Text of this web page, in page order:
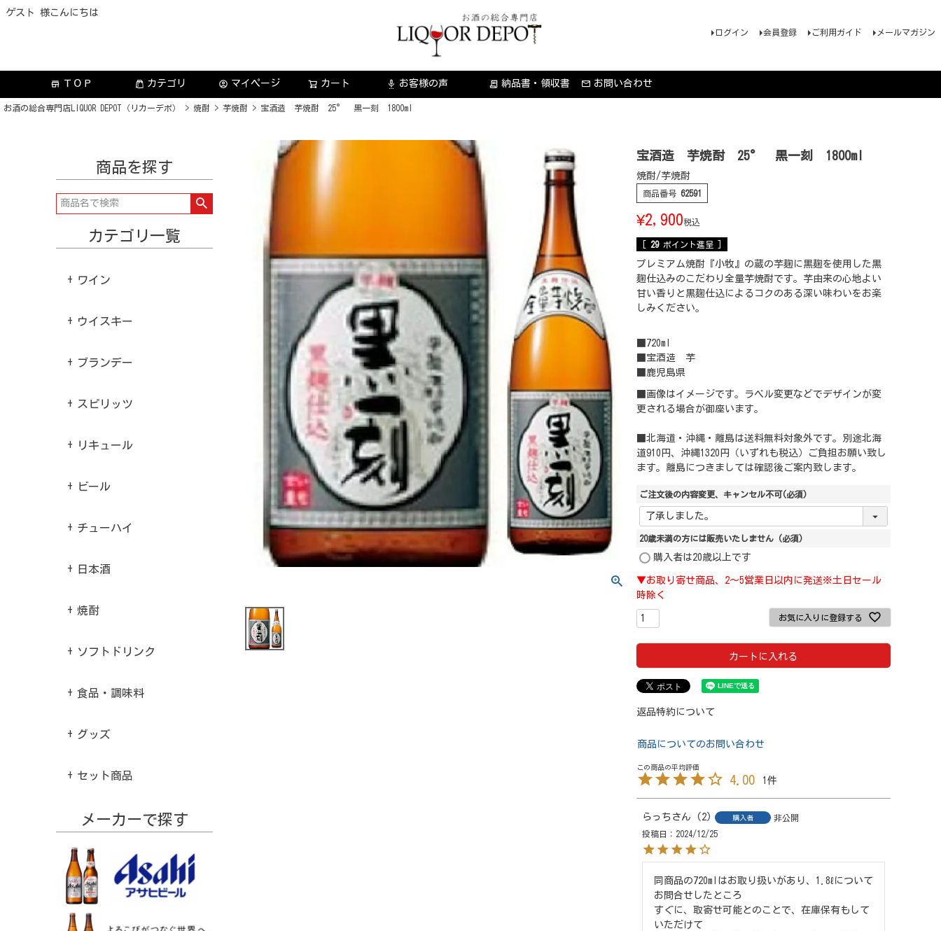
ゲスト 様こんにちは
ログイン 会員登録 ご利用ガイド メールマガジン
store ＴＯＰ カテゴリ account_circle マイページ カート settings_voice お客様の声 receipt_long 納品書・領収書 お問い合わせ
お酒の総合専門店LIQUOR DEPOT（リカーデポ） 焼酎 芋焼酎 宝酒造 芋焼酎 25° 黒一刻 1800ml
商品を探す
カテゴリ一覧
ワイン
ウイスキー
ブランデー
スピリッツ
リキュール
ビール
チューハイ
日本酒
焼酎
ソフトドリンク
食品・調味料
グッズ
セット商品
メーカーで探す
宝酒造 芋焼酎 25° 黒一刻 1800ml
焼酎/芋焼酎
商品番号 62591
¥2,900税込
29 ポイント進呈 ]
プレミアム焼酎『小牧』の蔵の芋麹に黒麹を使用した黒
麹仕込みのこだわり全量芋焼酎です。芋由来の心地よい
甘い香りと黒麹仕込によるコクのある深い味わいをお楽
しみください。
■720ml
■宝酒造 芋
■鹿児島県
■画像はイメージです。ラベル変更などでデザインが変
更される場合が御座います。
■北海道・沖縄・離島は送料無料対象外です。別途北海
道910円、沖縄1320円（いずれも税込）ご負担お願い致し
ます。離島につきましては確認後ご案内致します。
ご注文後の内容変更、キャンセル不可(必須)
20歳未満の方には販売いたしません (必須)
購入者は20歳以上です
▼お取り寄せ商品、2～5営業日以内に発送※土日セール
時除く
お気に入りに登録する
カートに入れる
返品特約について
商品についてのお問い合わせ
4.00 1
らっち 2 購入者
非公開
投稿日
2024/12/25
同商品の720mlはお取り扱いがあり、1.8ℓについて
お問合せしたところ
すぐに、取寄せ可能とのことで、在庫保有もして
いただけて